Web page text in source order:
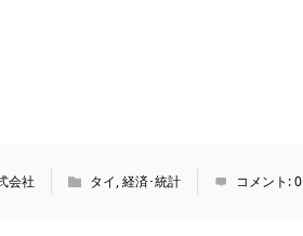
会社 タイ,経済･統計 コメント:0